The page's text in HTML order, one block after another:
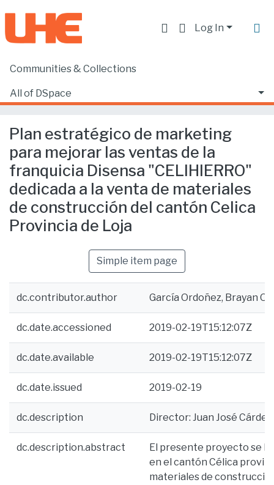
Log In
Communities & Collections
All of DSpace
Home
Plan estratégico de marketing para mejorar las ventas de la franquicia Disensa "CELIHIERRO" dedicada a la venta de materiales de construcción del cantón Celica Provincia de Loja
Plan estratégico de marketing
para mejorar las ventas de la
franquicia Disensa "CELIHIERRO"
dedicada a la venta de materiales
de construcción del cantón Celica
Provincia de Loja
Simple item page
dc.contributor.author García Ordoñez, Brayan
dc.date.accessioned 2019-02-19T15:12:07Z
dc.date.available 2019-02-19T15:12:07Z
dc.date.issued 2019-02-19
dc.description Director: Juan José
dc.description.abstract
El presente proyecto se
en el cantón Célica
materiales de